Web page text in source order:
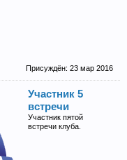
Присуждён: 23 мар 2016
Участник 5
встречи
Участник пятой
встречи клуба.